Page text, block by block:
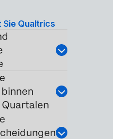
Qualtrics